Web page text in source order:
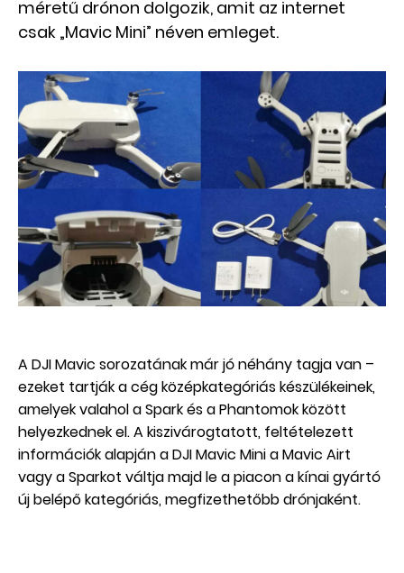
méretű drónon dolgozik, amit az internet
csak „Mavic Mini” néven emleget.
A DJI Mavic sorozatának már jó néhány tagja van –
ezeket tartják a cég középkategóriás készülékeinek,
amelyek valahol a Spark és a Phantomok között
helyezkednek el. A kiszivárogtatott, feltételezett
információk alapján a DJI Mavic Mini a Mavic Airt
vagy a Sparkot váltja majd le a piacon a kínai gyártó
új belépő kategóriás, megfizethetőbb drónjaként.